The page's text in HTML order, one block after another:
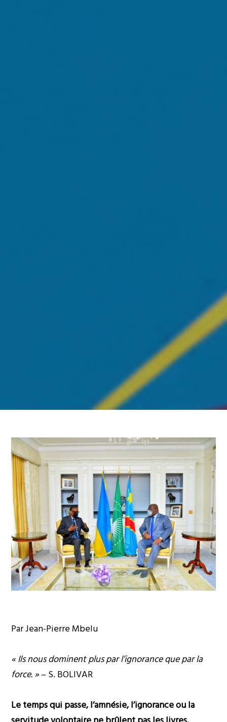
Par Jean-Pierre Mbelu
« Ils nous dominent plus par l’ignorance que par la
force. »– S. BOLIVAR
Le temps qui passe, l’amnésie, l’ignorance ou la